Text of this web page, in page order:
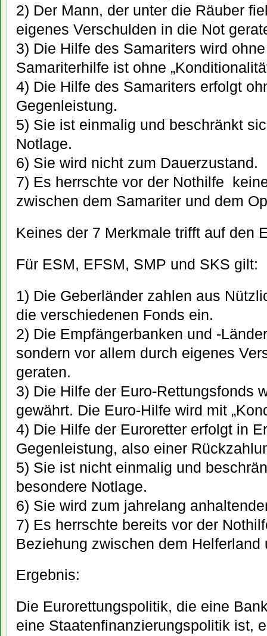
2) Der Mann, der unter die Räuber
eigenes Verschulden in die Not
3) Die Hilfe des Samariters wird
Samariterhilfe ist ohne
4) Die Hilfe des Samariters erfolgt
Gegenleistung.
5) Sie ist einmalig und beschränkt
Notlage.
6) Sie wird nicht zum Dauerzustand.
7) Es herrschte vor der Nothilfe
zwischen dem Samariter und dem
Keines der 7 Merkmale trifft auf den
Für ESM, EFSM, SMP und SKS gilt:
1) Die Geberländer zahlen aus
die verschiedenen Fonds ein.
2) Die Empfängerbanken und -
sondern vor allem durch eigenes
geraten.
3) Die Hilfe der Euro-Rettungsfonds
gewährt. Die Euro-Hilfe wird mit
4) Die Hilfe der Euroretter erfolgt in
Gegenleistung, also einer
5) Sie ist nicht einmalig und
besondere Notlage.
6) Sie wird zum jahrelang
7) Es herrschte bereits vor der
Beziehung zwischen dem Helferland
Ergebnis:
Die Eurorettungspolitik, die eine
eine Staatenfinanzierungspolitik ist,